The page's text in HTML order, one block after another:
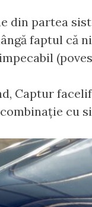
din partea
faptul că
Captur
cu